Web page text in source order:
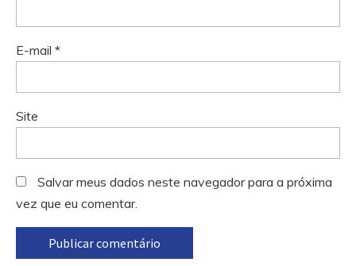
E-mail *
Site
Salvar meus dados neste navegador para a próxima
vez que eu comentar.